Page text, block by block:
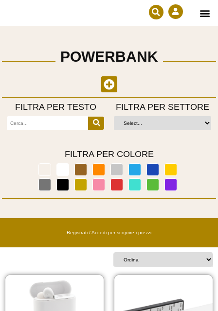
POWERBANK
FILTRA PER TESTO FILTRA PER SETTORE
FILTRA PER COLORE
Registrati / Accedi per scoprire i prezzi​